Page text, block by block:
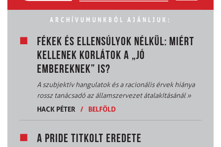
ARCHÍVUMUNKBÓL AJÁNLJUK:
FÉKEK ÉS ELLENSÚLYOK NÉLKÜL: MIÉRT
KELLENEK KORLÁTOK A „JÓ
EMBEREKNEK” IS?
A szubjektív hangulatok és a racionális érvek hiánya
rossz tanácsadó az államszervezet átalakításánál»
HACK PÉTER
/ BELFÖLD
A PRIDE TITKOLT EREDETE